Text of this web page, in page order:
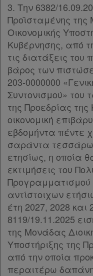
3. Την 6382/
Προϊσταμένης της
Οικονομικής
Κυβέρνησης, από
τις διατάξεις του
βάρος των
203-0000000
Συντονισμού» του
της Προεδρίας
οικονομική
εβδομήντα πέντε
σαράντα
ετησίως, η οποία
εκτιμήσεις του
Προγραμματισμού
αντίστοιχων
έτη 2027, 2028 και
8119/19.11.2025
της Μονάδας
Υποστήριξης της
από την οποία
περαιτέρω